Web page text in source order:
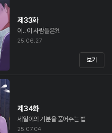
제33화
이.. 이 사람들은?!
25.06.27
보기
제34화
세일이의 기분을 풀어주는 법
25.07.04